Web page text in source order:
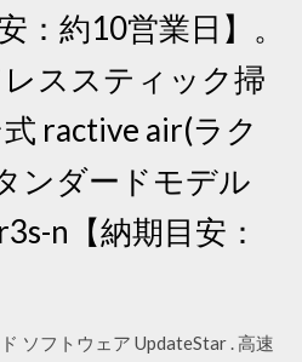
：約10営業日】。
ススティック掃
ractive air(ラク
ンダードモデル
n【納期目安：
ソフトウェア UpdateStar . 高速